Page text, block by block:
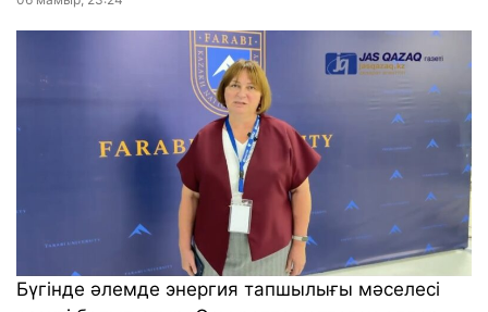
Бүгінде әлемде энергия тапшылығы мәселесі